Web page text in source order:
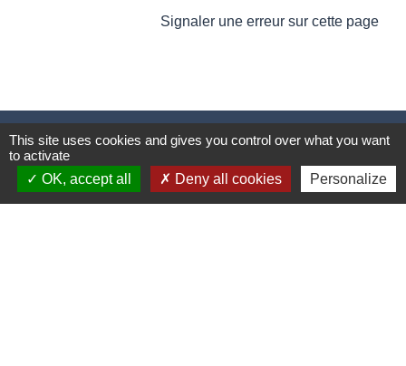
Signaler une erreur sur cette page
Contacts
Commune de Wickerschwihr
37 Grand'Rue
This site uses cookies and gives you control over what you want
to activate
OK, accept all
Deny all cookies Personalize